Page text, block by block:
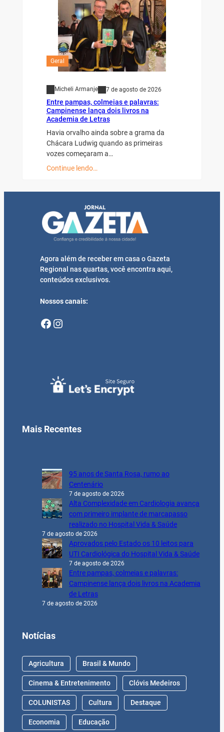
Geral
Micheli Armanje 7 de agosto de 2026
Entre pampas, colmeias e palavras:
Campinense lança dois livros na
Academia de Letras
Havia orvalho ainda sobre a grama da
Chácara Ludwig quando as primeiras
vozes começaram a…
Continue lendo…
Agora além de receber em casa o Gazeta
Regional nas quartas, você encontra aqui,
conteúdos exclusivos.
Nossos canais:
Facebook Instagram
Mais Recentes
95 anos de Santa Rosa, rumo ao
Centenário
7 de agosto de 2026
Alta Complexidade em Cardiologia avança
com primeiro implante de marcapasso
realizado no Hospital Vida & Saúde
7 de agosto de 2026
Aprovados pelo Estado os 10 leitos para
UTI Cardiológica do Hospital Vida & Saúde
7 de agosto de 2026
Entre pampas, colmeias e palavras:
Campinense lança dois livros na Academia
de Letras
7 de agosto de 2026
Notícias
Agricultura Brasil & Mundo
Cinema & Entretenimento Clóvis Medeiros
COLUNISTAS Cultura Destaque
Economia Educação